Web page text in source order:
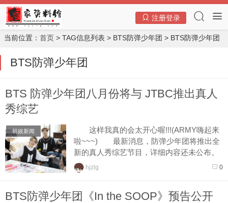
注册登录
当前位置： 首页 > TAG信息列表 > BTS防弹少年团 > BTS防弹少年团
BTS防弹少年团
BTS 防弹少年团八月份将与 JTBC推出真人
秀综艺
韩娱新闻
这样我真的会太开心喔!!!(ARMY嗨起来
啦~~~) 最新消息，防弹少年团将推出全
新的真人秀综艺节目，详细内容还未公布。
就在今天早上的新闻报导中，根据电视
台的相关人士透...
0
hjzlg
BTS防弹少年团《In the SOOP》预告公开